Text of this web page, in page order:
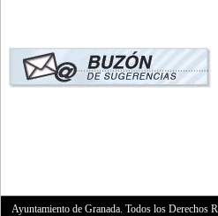
Ayuntamiento de Granada. Todos los Derechos